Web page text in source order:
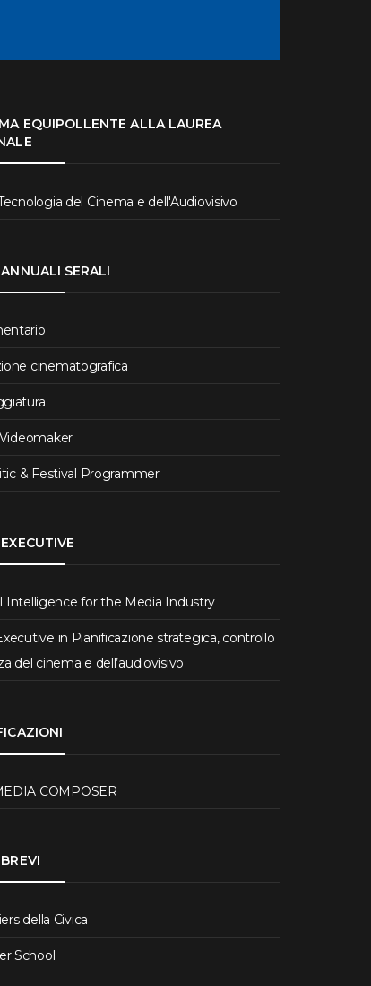
EQUIPOLLENTE ALLA LAUREA
del Cinema e dell'Audiovisivo
SERALI
cinematografica
& Festival Programmer
Intelligence for the Media Industry
in Pianificazione strategica, controllo
del cinema e dell’audiovisivo
COMPOSER
della Civica
School